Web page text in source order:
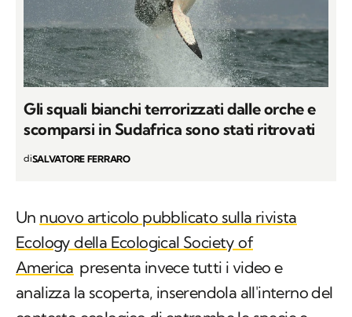
Gli squali bianchi terrorizzati dalle orche e
scomparsi in Sudafrica sono stati ritrovati
Unnuovo articolo pubblicato sulla rivista
analizza la scoperta, inserendola all'interno del
contesto ecologico di entrambe le specie e
cercando di spiegare quali possano essere le
ragioni che abbiano spinto le orche a ripiegare